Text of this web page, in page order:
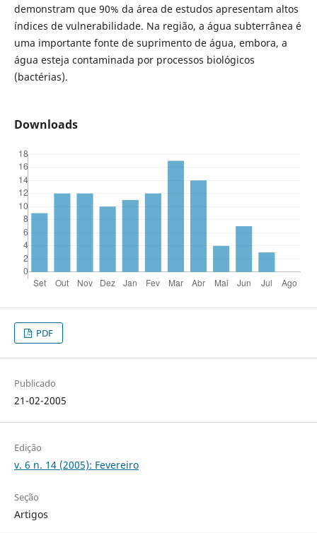
demonstram que 90% da área de estudos apresentam altos
índices de vulnerabilidade. Na região, a água subterrânea é
uma importante fonte de suprimento de água, embora, a
água esteja contaminada por processos biológicos
(bactérias).
Downloads
PDF
Publicado
21-02-2005
Edição
v. 6 n. 14 (2005): Fevereiro
Seção
Artigos